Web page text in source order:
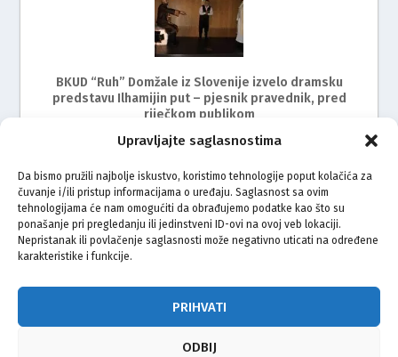
Upravljajte saglasnostima
Da bismo pružili najbolje iskustvo, koristimo tehnologije poput kolačića za
čuvanje i/ili pristup informacijama o uređaju. Saglasnost sa ovim
tehnologijama će nam omogućiti da obrađujemo podatke kao što su
ponašanje pri pregledanju ili jedinstveni ID-ovi na ovoj veb lokaciji.
Nepristanak ili povlačenje saglasnosti može negativno uticati na određene
karakteristike i funkcije.
PRIHVATI
ODBIJ
BKUD “Ruh” Domžale iz Slovenije izvelo dramsku
predstavu Ilhamijin put – pjesnik pravednik, pred
riječkom publikom
BKUD Sevdah Zagreb uspješno organizirao II. smotru
folklora i kulturnog stvaralaštva